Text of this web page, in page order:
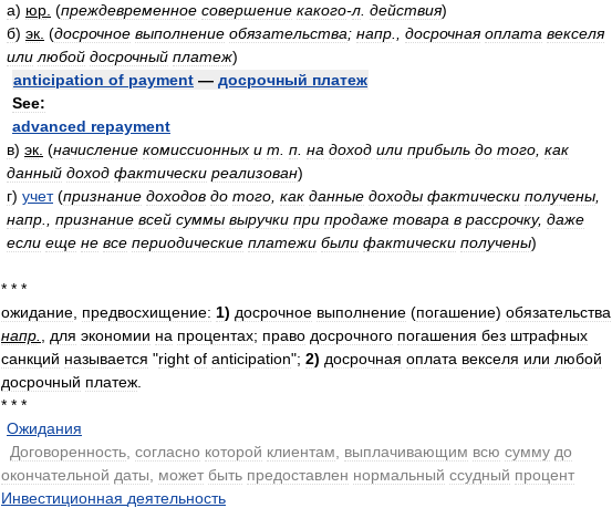
а) юр (преждевременное совершение какого-л действия)
б) эк (досрочное выполнение обязательства; напр досрочная оплата векселя
или любой досрочный платеж)
anticipation of payment — досрочный платеж
See:
advanced repayment
в) эк (начисление комиссионных и т п на доход или прибыль до того как
данный доход фактически реализован)
г) учет (признание доходов до того как данные доходы фактически получены
напр
признание всей суммы выручки при продаже товара в рассрочку, даже
если еще не все периодические платежи были фактически получены)
* * *
ожидание предвосхищение: 1) досрочное выполнение (погашение) обязательства
напр
для экономии на процентах; право досрочного погашения без штрафных
санкций называется "right of anticipation"; 2) досрочная оплата векселя или любой
досрочный платеж
* * *
Ожидания
Договоренность согласно которой клиентам выплачивающим всю сумму до
окончательной даты может быть предоставлен нормальный ссудный процент
Инвестиционная деятельность